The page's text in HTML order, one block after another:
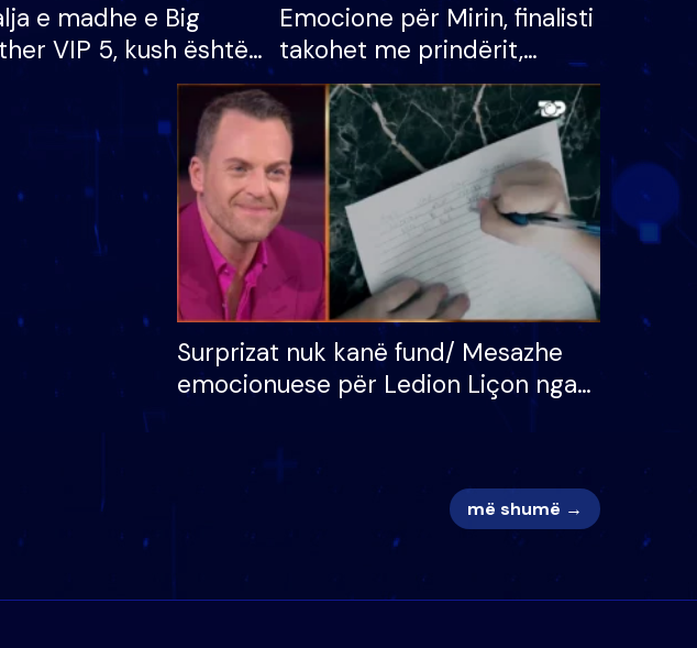
e madhe e Big
VIP 5, kush është
i parë që lë shtëpinë
humb mundësinë për
çmimin e madh
Emocione për Mirin, finalisti
takohet me prindërit,
vajzën dhe bashkëshorten:
S’kemi ndonjë letër divorci
apo jo?
Surprizat nuk kanë fund/ Mesazhe
emocionuese për Ledion Liçon nga
më shumë →